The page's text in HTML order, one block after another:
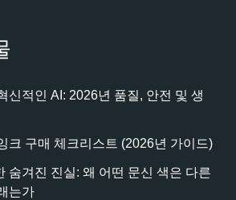
신적인 AI: 2026년 품질, 안전 및 생
크 구매 체크리스트 (2026년 가이드)
숨겨진 진실: 왜 어떤 문신 색은 다른
는가